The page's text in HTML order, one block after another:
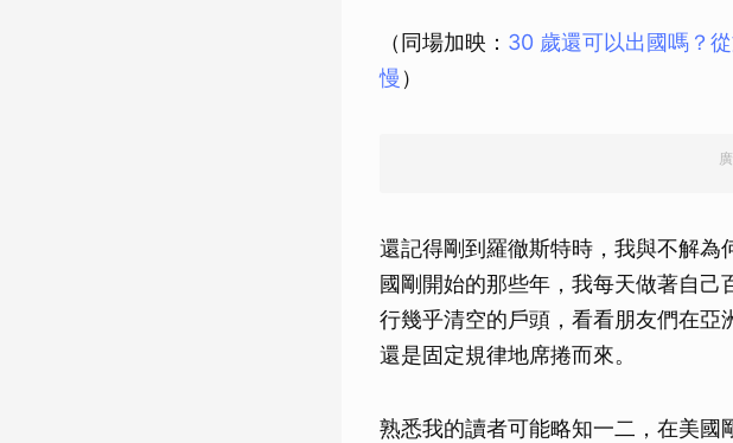
（同場加映： 30 歲還可以出國嗎？
慢 ）
還記得剛到羅徹斯特時，我與不解為
國剛開始的那些年，我每天做著自
行幾乎清空的戶頭，看看朋友們在
還是固定規律地席捲而來。
熟悉我的讀者可能略知一二，在美國